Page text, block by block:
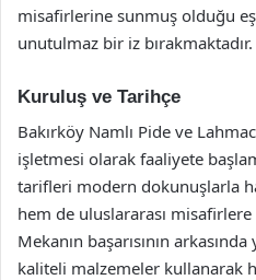
misafirlerine sunmuş olduğu
unutulmaz bir iz bırakmaktadır.
Kuruluş ve Tarihçe
Bakırköy Namlı Pide ve
işletmesi olarak faaliyete
tarifleri modern dokunuşlarla
hem de uluslararası misafirlere
Mekanın başarısının
kaliteli malzemeler kullanarak